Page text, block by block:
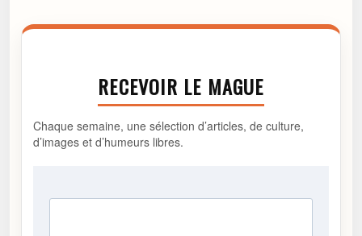
RECEVOIR LE MAGUE
Chaque semaine, une sélection d’articles, de culture,
d’images et d’humeurs libres.